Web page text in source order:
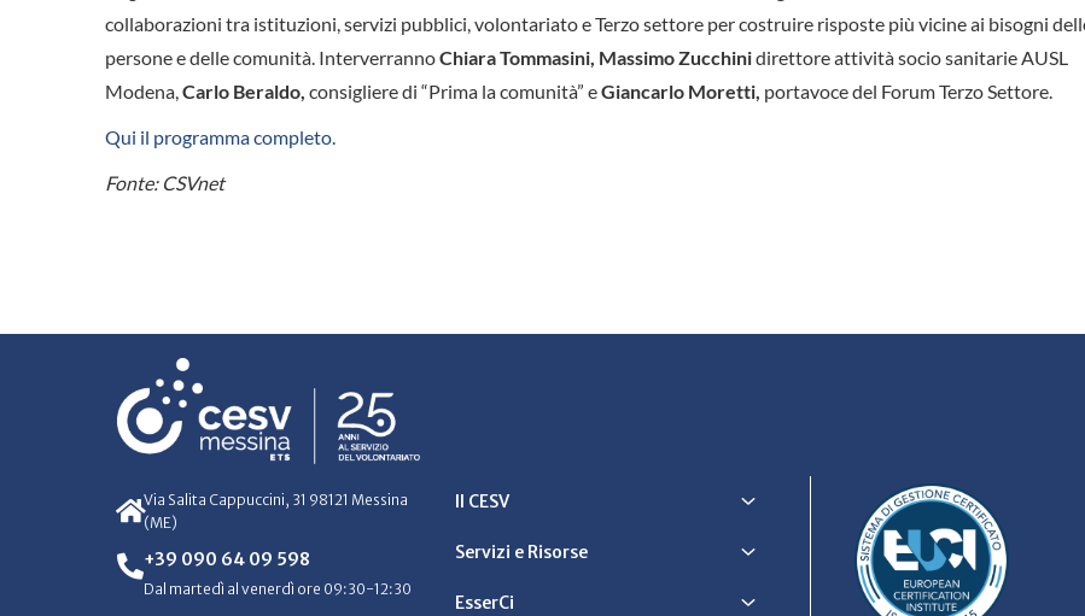
collaborazioni tra istituzioni, servizi pubblici, volontariato e Terzo settore per costruire risposte più vicine ai bisogni
persone e delle comunità. InterverrannoChiara Tommasini, Massimo Zucchinidirettore attività socio sanitarie AUSL
Modena,Carlo Beraldo, consigliere di “Prima la comunità” eGiancarlo Moretti, portavoce del Forum Terzo Settore.
Qui il programma completo.
Fonte: CSVnet
Via Salita Cappuccini, 31 98121 Messina
(ME)
+39 090 64 09 598
Dal martedì al venerdì ore 09:30-12:30
Il CESV
Servizi e Risorse
EsserCi